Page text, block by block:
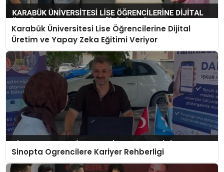
Karabük Üniversitesi Lise Öğrencilerine Dijital
Üretim ve Yapay Zeka Eğitimi Veriyor
Sinopta Ogrencilere Kariyer Rehberligi